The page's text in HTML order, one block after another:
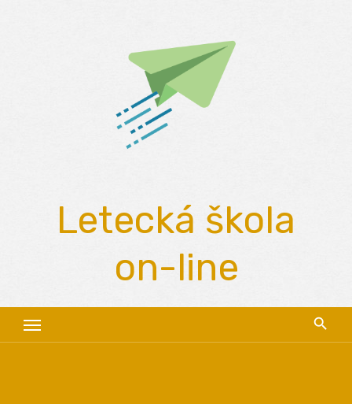
Letecká škola
on-line